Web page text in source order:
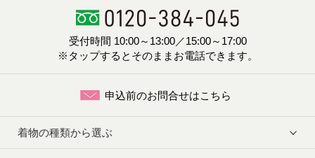
受付時間 10:00～13:00／15:00～17:00
※タップするとそのままお電話できます。
申込前のお問合せはこちら
着物の種類から選ぶ